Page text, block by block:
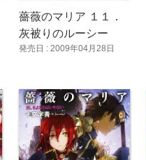
薔薇のマリア １１．
灰被りのルーシー
発売日 : 2009年04月28日